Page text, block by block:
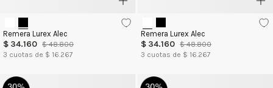
Remera Lurex Alec
$ 34.160 $ 48.800
3 cuotas de $ 16.267
Remera Lurex Alec
$ 34.160 $ 48.800
3 cuotas de $ 16.267